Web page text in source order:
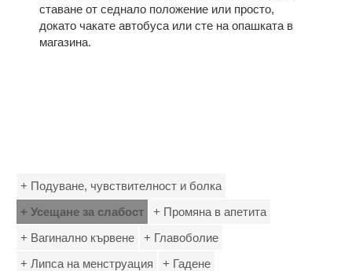
ставане от седнало положение или просто,
докато чакате автобуса или сте на опашката в
магазина.
+ Подуване, чувствителност и болка
+ Усещане за слабост
+ Промяна в апетита
+ Вагинално кървене
+ Главоболие
+ Липса на менструация
+ Гадене